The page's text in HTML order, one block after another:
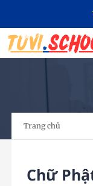
Trang chủ
Chữ